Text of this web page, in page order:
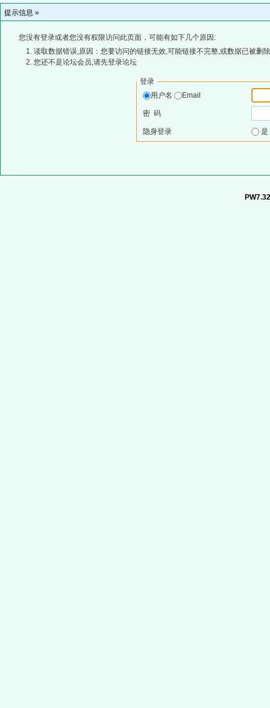
提示信息 »
您没有登录或者您没有权限访问此页面，可能有如下几个原因:
读取数据错误,原因：您要访问的链接无效,可能链接不完整,或数据已被删
您还不是论坛会员,请先登录论坛
登录
用户名
Email
密 码
隐身登录